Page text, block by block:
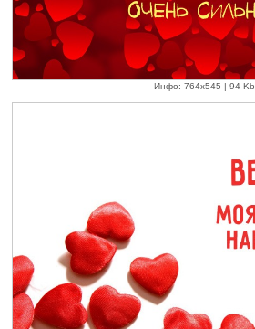
Инфо: 764х545 | 94 Kb